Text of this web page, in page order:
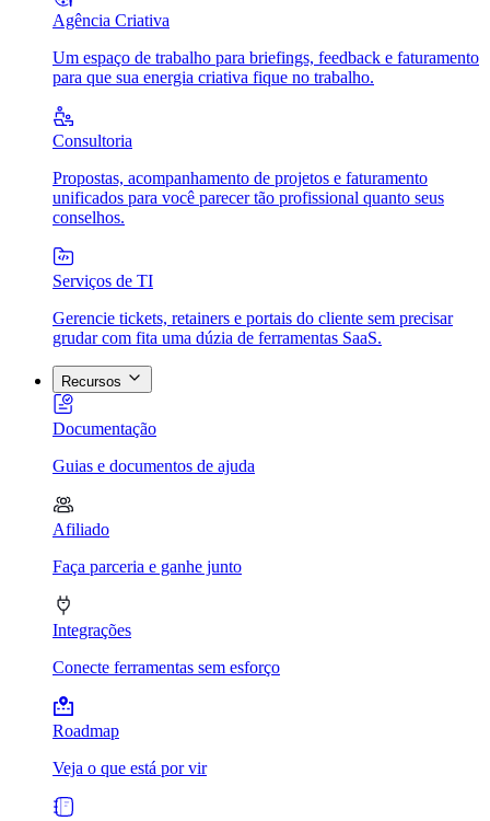
Agência Criativa
Um espaço de trabalho para briefings, feedback e faturamento
para que sua energia criativa fique no trabalho.
Consultoria
Propostas, acompanhamento de projetos e faturamento
unificados para você parecer tão profissional quanto seus
conselhos.
Serviços de TI
Gerencie tickets, retainers e portais do cliente sem precisar
grudar com fita uma dúzia de ferramentas SaaS.
Recursos
Documentação
Guias e documentos de ajuda
Afiliado
Faça parceria e ganhe junto
Integrações
Conecte ferramentas sem esforço
Roadmap
Veja o que está por vir